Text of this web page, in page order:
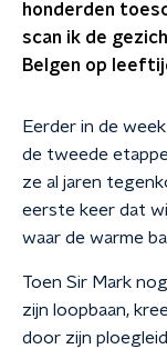
honderden
scan ik de
Belgen op
Eerder in de
de tweede
ze al jaren
eerste keer dat
waar de warme
Toen Sir Mark
zijn loopbaan,
door zijn